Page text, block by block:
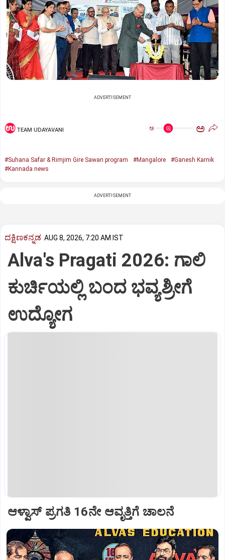
ADVERTISEMENT
TEAM UDAYAVANI ಅ ಅ
#Suhana Safar & Rimjim Gire Sawan program #Mangalore
#Ganesh Karnik
#Kannada news
ADVERTISEMENT
ದಕ್ಷಿಣಕನ್ನಡ AUG 8, 2026, 7:20 AM IST
Alva's Pragati 2026: ಗಾಲಿ
ಕುರ್ಚಿಯಲ್ಲಿ ಬಂದ ಭವ್ಯಶ್ರೀಗೆ
ಉದ್ಯೋಗ
ಆಳ್ವಾಸ್‌ ಪ್ರಗತಿ 16ನೇ ಆವೃತ್ತಿಗೆ ಚಾಲನೆ